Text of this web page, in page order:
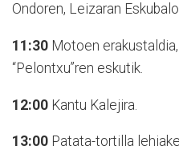
Ondoren, Leizaran
11:30 Motoen
“Pelontxu”ren eskutik.
12:00 Kantu Kalejira.
13:00 Patata-tortilla